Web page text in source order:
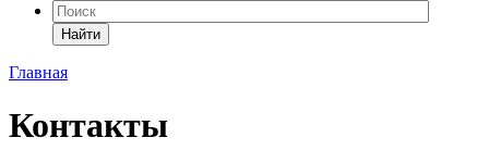
Найти
Главная
Контакты